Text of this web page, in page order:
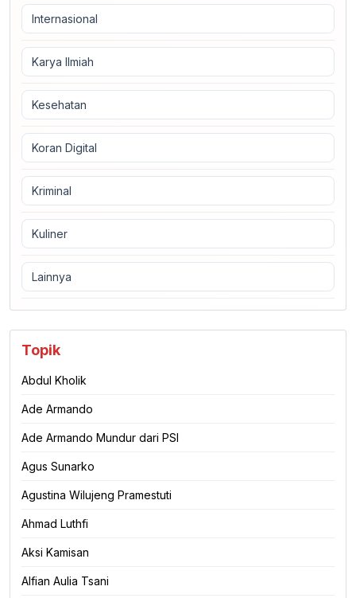
Internasional
Karya Ilmiah
Kesehatan
Koran Digital
Kriminal
Kuliner
Lainnya
Topik
Abdul Kholik
Ade Armando
Ade Armando Mundur dari PSI
Agus Sunarko
Agustina Wilujeng Pramestuti
Ahmad Luthfi
Aksi Kamisan
Alfian Aulia Tsani